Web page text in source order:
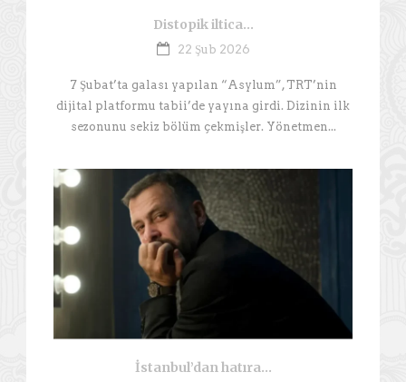
Distopik iltica…
22 Şub 2026
7 Şubat’ta galası yapılan “Asylum”, TRT’nin
dijital platformu tabii’de yayına girdi. Dizinin ilk
sezonunu sekiz bölüm çekmişler. Yönetmen...
İstanbul’dan hatıra…